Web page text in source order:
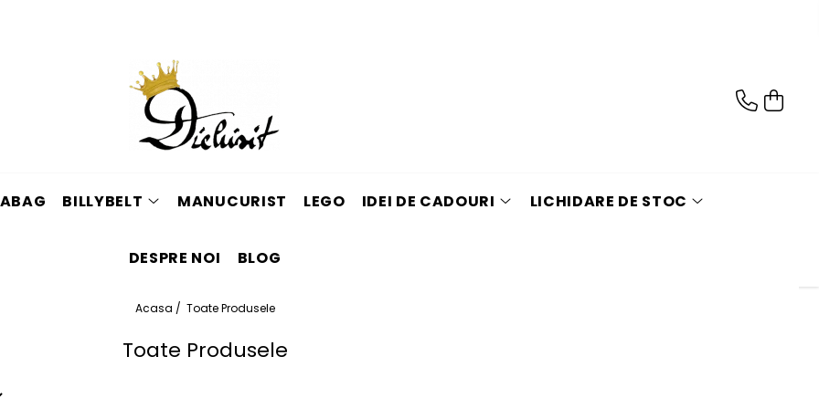
BILLYBELT MANUCURIST LEGO IDEI DE CADOURI LICHIDARE DE STOC
DESPRE NOI BLOG
Acasa / Toate Produsele
Toate Produsele